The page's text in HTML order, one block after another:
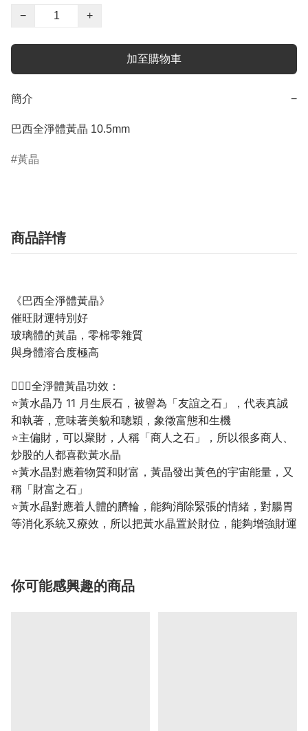
−
+
加至購物車
簡介 −
巴西全淨體黃晶 10.5mm
黃晶
商品詳情
《巴西全淨體黃晶》
催旺財運特別好
玻璃體的黃晶，零棉零雜質
與身體溶合度極高
💁🏼‍♀️全淨體黃晶功效：
⭐黃水晶乃 11 月生辰石，被譽為「友誼之石」，代表真誠
和執著，意味著美貌和聰穎，象徵富態和生機
⭐主偏財，可以聚財，人稱「商人之石」，所以很多商人、
炒股的人都喜歡黃水晶
⭐黃水晶對應着物質和財富，黃晶發出黃色的宇宙能量，又
稱「財富之石」
⭐黃水晶對應着人體的臍輪，能夠消除緊張的情緒，對腸胃
等消化系統又療效，所以把黃水晶置於財位，能夠增強財運
你可能感興趣的商品